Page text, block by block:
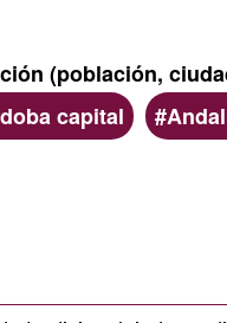
(población,
capital